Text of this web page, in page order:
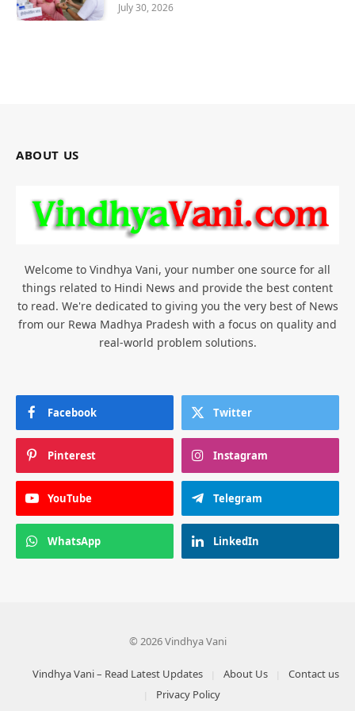
July 30, 2026
ABOUT US
Welcome to Vindhya Vani, your number one source for all
things related to Hindi News and provide the best content
to read. We're dedicated to giving you the very best of News
from our Rewa Madhya Pradesh with a focus on quality and
real-world problem solutions.
Facebook Twitter
Pinterest Instagram
YouTube Telegram
WhatsApp LinkedIn
© 2026 Vindhya Vani
Vindhya Vani – Read Latest Updates About Us
Contact us
Privacy Policy